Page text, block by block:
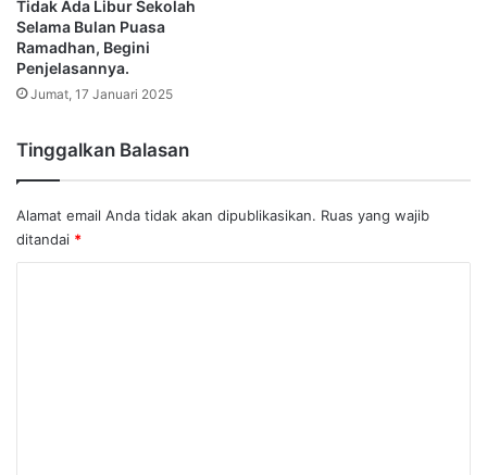
Tidak Ada Libur Sekolah
Selama Bulan Puasa
Ramadhan, Begini
Penjelasannya.
Jumat, 17 Januari 2025
Tinggalkan Balasan
Alamat email Anda tidak akan dipublikasikan. Ruas yang wajib
ditandai *